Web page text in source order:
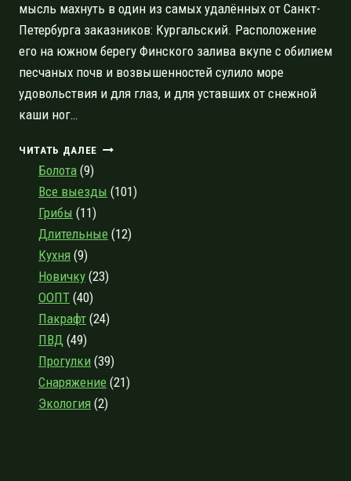
мысль махнуть в один из самых удалённых от Санкт-
Петербурга заказников: Кургальский. Расположение
его на южном берегу Финского залива вкупе с обилием
песчаных почв и возвышенностей сулило море
удовольствия и для глаз, и для уставших от снежной
каши ног…
ЧИТАТЬ ДАЛЕЕ КУРГАЛЬСКИЙ
ЭКОТРОПА
РЕКИ
ВЫБЬЯ
ЛУЖСКАЯ
Болота (9)
Все выезды (101)
Грибы (11)
Длительные (12)
Кухня (9)
Новичку (23)
ООПТ (40)
Пакрафт (24)
ПВД (49)
Прогулки (39)
Снаряжение (21)
Экология (2)